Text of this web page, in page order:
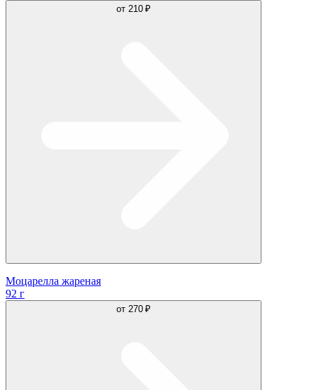
от 210 ₽
Моцарелла жареная
92 г
от 270 ₽